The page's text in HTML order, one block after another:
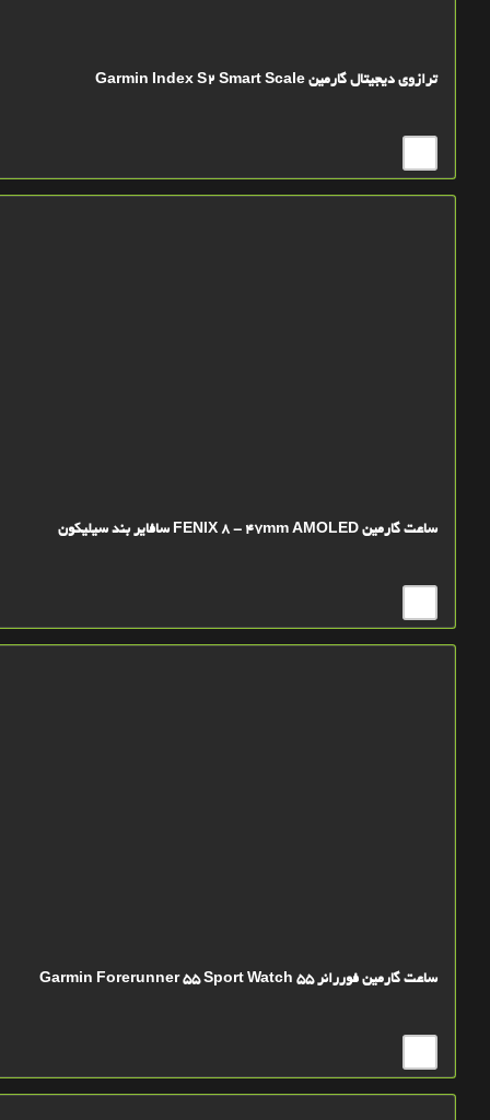
ترازوی دیجیتال گارمین Garmin Index S2 Smart Scale
ساعت گارمین FENIX 8 - 47mm AMOLED سافایر بند سیلیکون
ساعت گارمين فوررانر 55 Garmin Forerunner 55 Sport Watch